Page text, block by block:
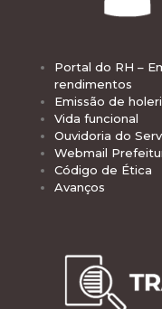
Portal do RH –
rendimentos
Emissão de
Vida funcional
Ouvidoria do
Webmail
Código de Ética
Avanços